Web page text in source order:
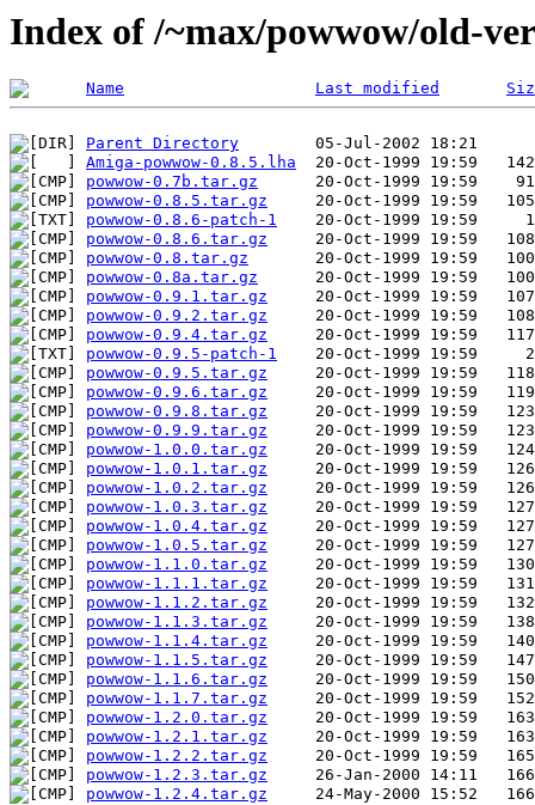
Index of /~max/powwow/old-
Name Last modified
Parent Directory
Amiga-powwow-0.8.5.lha
powwow-0.7b.tar.gz
powwow-0.8.5.tar.gz
powwow-0.8.6-patch-1
powwow-0.8.6.tar.gz
powwow-0.8.tar.gz
powwow-0.8a.tar.gz
powwow-0.9.1.tar.gz
powwow-0.9.2.tar.gz
powwow-0.9.4.tar.gz
powwow-0.9.5-patch-1
powwow-0.9.5.tar.gz
powwow-0.9.6.tar.gz
powwow-0.9.8.tar.gz
powwow-0.9.9.tar.gz
powwow-1.0.0.tar.gz
powwow-1.0.1.tar.gz
powwow-1.0.2.tar.gz
powwow-1.0.3.tar.gz
powwow-1.0.4.tar.gz
powwow-1.0.5.tar.gz
powwow-1.1.0.tar.gz
powwow-1.1.1.tar.gz
powwow-1.1.2.tar.gz
powwow-1.1.3.tar.gz
powwow-1.1.4.tar.gz
powwow-1.1.5.tar.gz
powwow-1.1.6.tar.gz
powwow-1.1.7.tar.gz
powwow-1.2.0.tar.gz
powwow-1.2.1.tar.gz
powwow-1.2.2.tar.gz
powwow-1.2.3.tar.gz
powwow-1.2.4.tar.gz